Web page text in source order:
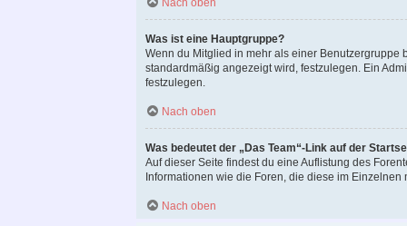
Nach oben
Was ist eine Hauptgruppe?
Wenn du Mitglied in mehr als einer
standardmäßig angezeigt wird, festzulegen. Ein
festzulegen.
Nach oben
Was bedeutet der „Das Team“-Link auf der
Auf dieser Seite findest du eine Auflistung des
Informationen wie die Foren, die diese im Einzelnen
Nach oben